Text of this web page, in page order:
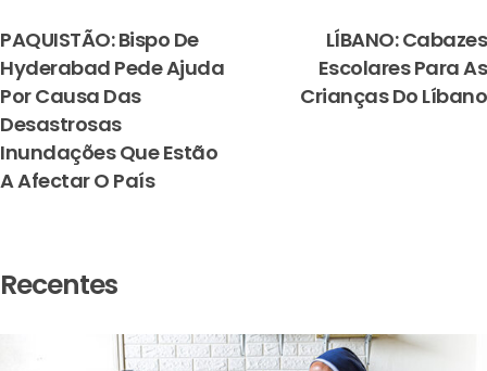
PAQUISTÃO: Bispo De
Hyderabad Pede Ajuda
Por Causa Das
Desastrosas
Inundações Que Estão
A Afectar O País
LÍBANO: Cabazes
Escolares Para As
Crianças Do Líbano
Recentes